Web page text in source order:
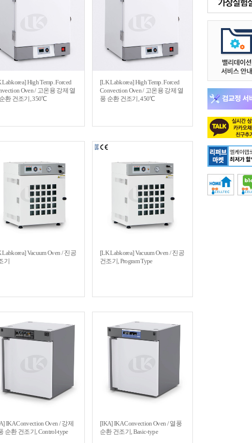
Labkorea] High Temp. Forced
Oven / 고온용 강제 열
환 건조기, 350℃
[LK Labkorea] High Temp. Forced
Convection Oven / 고온용 강제 열
풍 순환 건조기, 450℃
Labkorea] Vacuum Oven / 진공
기
[LK Labkorea] Vacuum Oven / 진공
건조기, Program Type
IKA Convection Oven / 강제
순환 건조기, Control-type
[IKA] IKA Convection Oven / 열풍
순환 건조기, Basic-type